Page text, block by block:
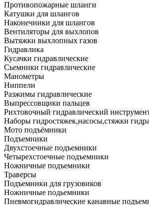
Противопожарные шланги
Катушки для шлангов
Наконечники для шлангов
Вентиляторы для выхлопов
Вытяжки выхлопных газов
Гидравлика
Кусачки гидравлические
Сьемники гидравлические
Манометры
Ниппели
Разжимы гидравлические
Выпрессовщики пальцев
Рихтовочный гидравлический
Наборы гидростяжек,насосы,стяжки
Мото подъёмники
Подъемники
Двухстоечные подъемники
Четырехстоечные подъемники
Ножничные подъемники
Траверсы
Подъемники для грузовиков
Ножничные подьемники
Пневмогидравлические канавные